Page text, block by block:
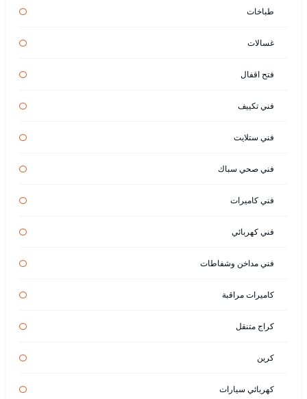
طباخات
غسالات
فتح اقفال
فني تكييف
فني ستلايت
فني صحي سباك
فني كاميرات
فني كهربائي
فني مداخن وشفاطات
كاميرات مراقبة
كراج متنقل
كرين
كهربائي سيارات